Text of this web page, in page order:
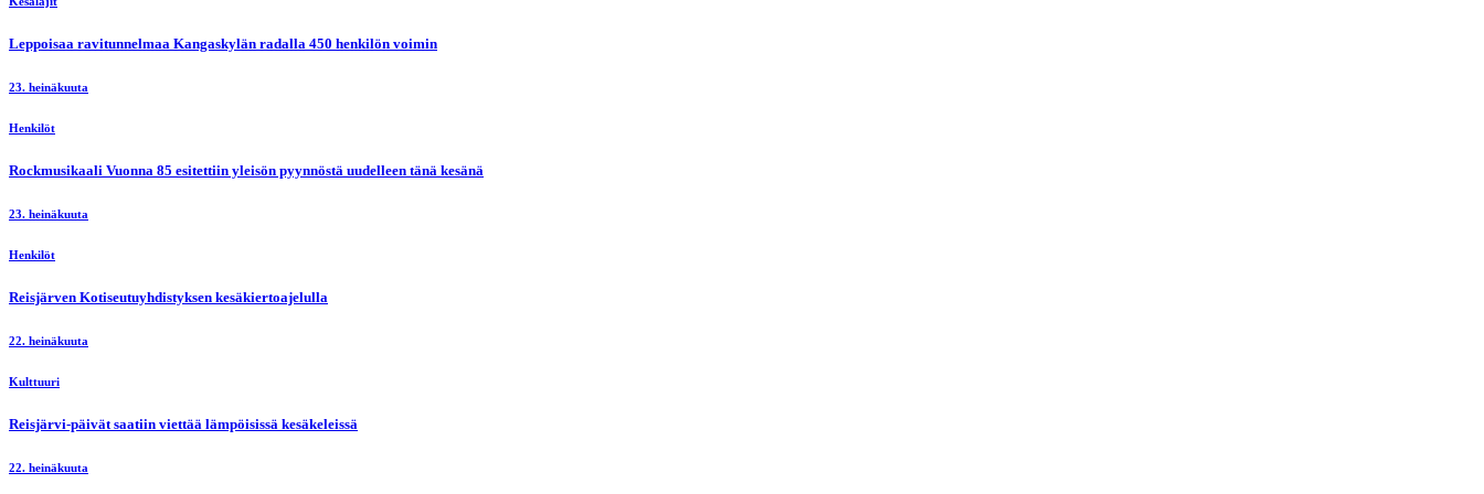
Leppoisaa ravitunnelmaa Kangaskylän radalla 450 henkilön voimin
23. heinäkuuta
Henkilöt
Rockmusikaali Vuonna 85 esitettiin yleisön pyynnöstä uudelleen tänä kesänä
23. heinäkuuta
Henkilöt
Reisjärven Kotiseutuyhdistyksen kesäkiertoajelulla
22. heinäkuuta
Kulttuuri
Reisjärvi-päivät saatiin viettää lämpöisissä kesäkeleissä
22. heinäkuuta